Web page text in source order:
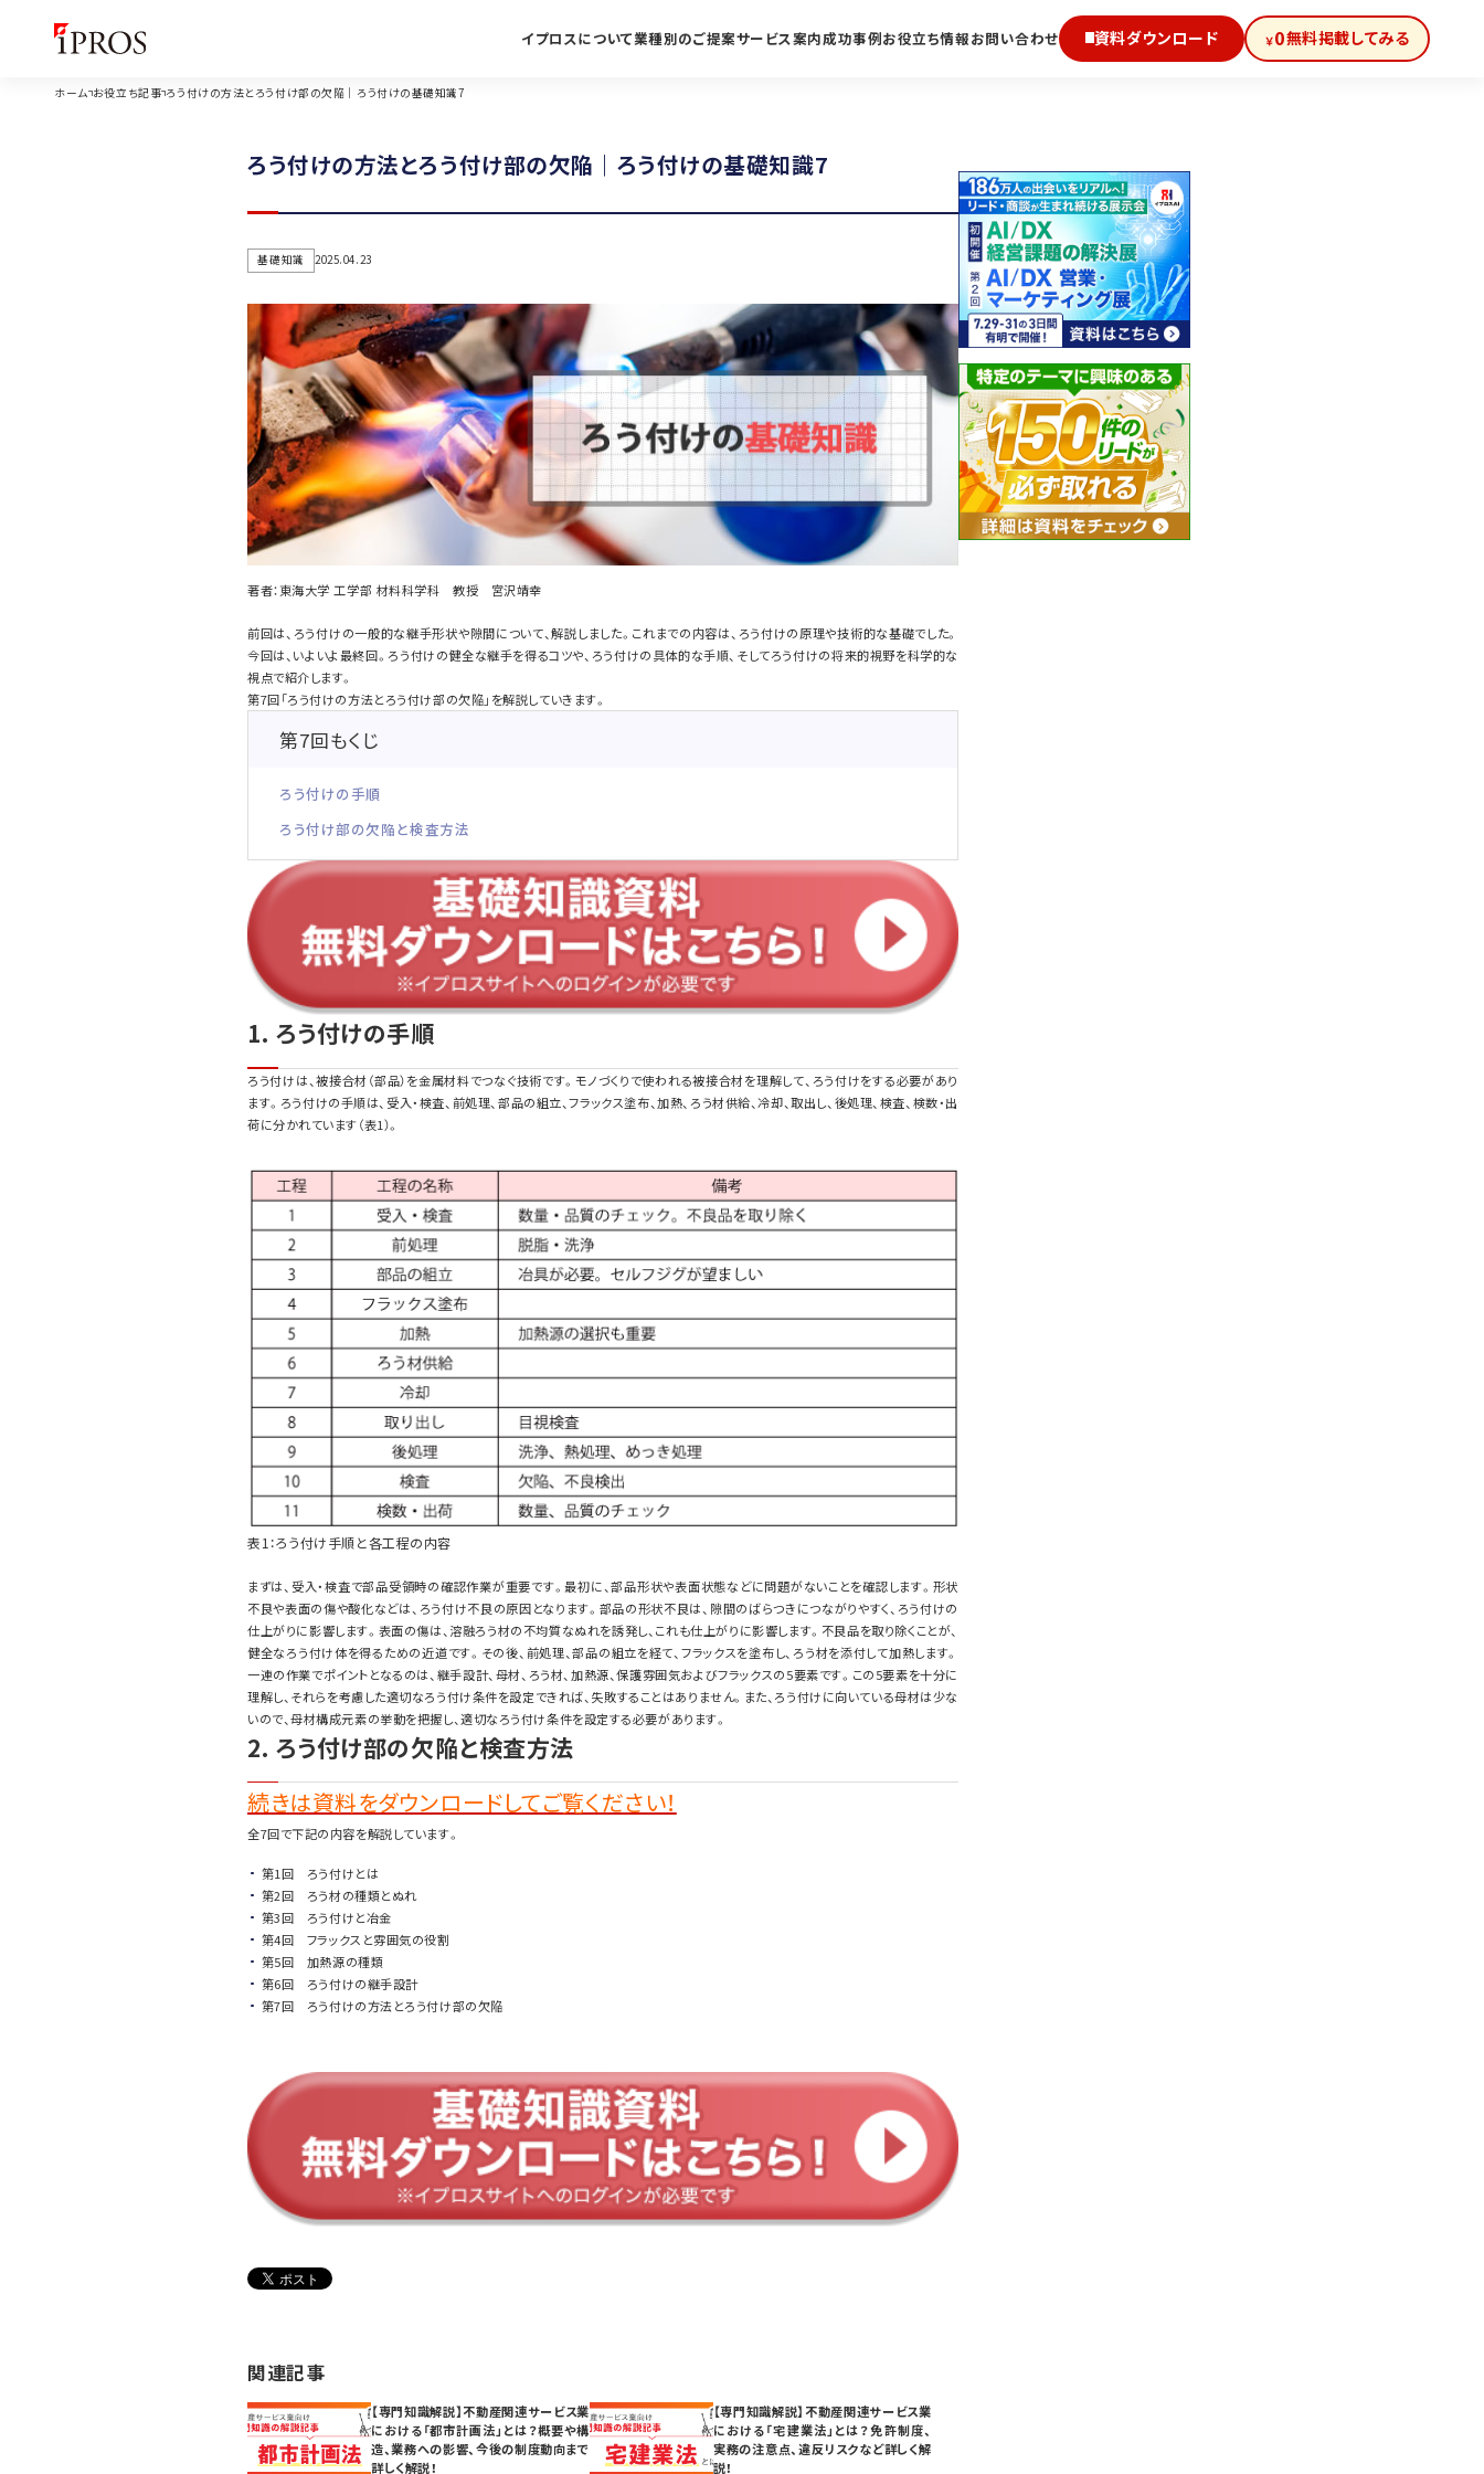
イプロスについて業種別のご提案サービス案内成功事例お役立ち情報お問い合わせ 資料ダウンロード ￥0無料掲載してみる
ホーム お役立ち記事 ろう付けの方法とろう付け部の欠陥｜ろう付けの基礎知識7
ろう付けの方法とろう付け部の欠陥｜ろう付けの基礎知識7
基礎知識 2025.04.23
著者：東海大学 工学部 材料科学科 教授 宮沢靖幸
前回は、ろう付けの一般的な継手形状や隙間について、解説しました。これまでの内容は、ろう付けの原理や技術的な基礎でした。
今回は、いよいよ最終回。ろう付けの健全な継手を得るコツや、ろう付けの具体的な手順、そしてろう付けの将来的視野を科学的な
視点で紹介します。
第7回「ろう付けの方法とろう付け部の欠陥」を解説していきます。
第7回もくじ
ろう付けの手順
ろう付け部の欠陥と検査方法
1. ろう付けの手順
ろう付けは、被接合材（部品）を金属材料でつなぐ技術です。モノづくりで使われる被接合材を理解して、ろう付けをする必要があり
ます。ろう付けの手順は、受入・検査、前処理、部品の組立、フラックス塗布、加熱、ろう材供給、冷却、取出し、後処理、検査、検数・出
荷に分かれています（表1）。
表1：ろう付け手順と各工程の内容
まずは、受入・検査で部品受領時の確認作業が重要です。最初に、部品形状や表面状態などに問題がないことを確認します。形状
不良や表面の傷や酸化などは、ろう付け不良の原因となります。部品の形状不良は、隙間のばらつきにつながりやすく、ろう付けの
仕上がりに影響します。表面の傷は、溶融ろう材の不均質なぬれを誘発し、これも仕上がりに影響します。不良品を取り除くことが、
健全なろう付け体を得るための近道です。その後、前処理、部品の組立を経て、フラックスを塗布し、ろう材を添付して加熱します。
一連の作業でポイントとなるのは、継手設計、母材、ろう材、加熱源、保護雰囲気およびフラックスの5要素です。この5要素を十分に
理解し、それらを考慮した適切なろう付け条件を設定できれば、失敗することはありません。また、ろう付けに向いている母材は少な
いので、母材構成元素の挙動を把握し、適切なろう付け条件を設定する必要があります。
2. ろう付け部の欠陥と検査方法
続きは資料をダウンロードしてご覧ください！
全7回で下記の内容を解説しています。
第1回 ろう付けとは
第2回 ろう材の種類とぬれ
第3回 ろう付けと冶金
第4回 フラックスと雰囲気の役割
第5回 加熱源の種類
第6回 ろう付けの継手設計
第7回 ろう付けの方法とろう付け部の欠陥
関連記事
【専門知識解説】不動産関連サービス業
における「都市計画法」とは？概要や構
造、業務への影響、今後の制度動向まで
詳しく解説！
【専門知識解説】不動産関連サービス業
における「宅建業法」とは？免許制度、
実務の注意点、違反リスクなど詳しく解
説！